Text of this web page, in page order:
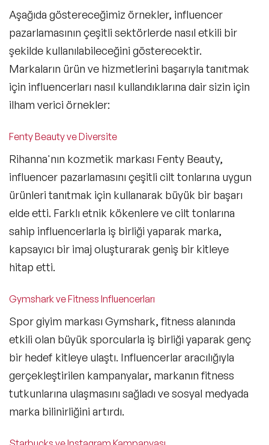
Aşağıda göstereceğimiz örnekler, influencer
pazarlamasının çeşitli sektörlerde nasıl etkili bir
şekilde kullanılabileceğini gösterecektir.
Markaların ürün ve hizmetlerini başarıyla tanıtmak
için influencerları nasıl kullandıklarına dair sizin için
ilham verici örnekler:
Fenty Beauty ve Diversite
Rihanna'nın kozmetik markası Fenty Beauty,
influencer pazarlamasını çeşitli cilt tonlarına uygun
ürünleri tanıtmak için kullanarak büyük bir başarı
elde etti. Farklı etnik kökenlere ve cilt tonlarına
sahip influencerlarla iş birliği yaparak marka,
kapsayıcı bir imaj oluşturarak geniş bir kitleye
hitap etti.
Gymshark ve Fitness Influencerları
Spor giyim markası Gymshark, fitness alanında
etkili olan büyük sporcularla iş birliği yaparak genç
bir hedef kitleye ulaştı. Influencerlar aracılığıyla
gerçekleştirilen kampanyalar, markanın fitness
tutkunlarına ulaşmasını sağladı ve sosyal medyada
marka bilinirliğini artırdı.